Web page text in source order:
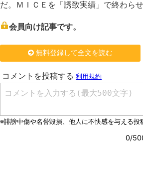
だ。ＭＩＣＥを「誘致実績」で終わら
会員向け記事です。
無料登録して全文を読む